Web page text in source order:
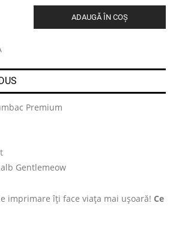
ADAUGĂ ÎN COȘ
Premium
Gentlemeow
imprimare îți face viața mai ușoară! Ce